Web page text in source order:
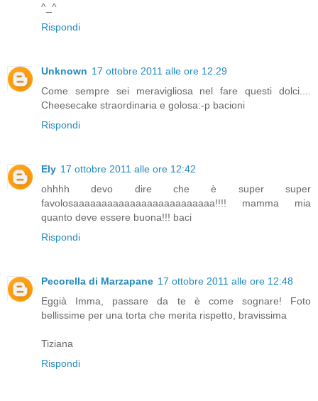
^_^
Rispondi
Unknown 17 ottobre 2011 alle ore 12:29
Come sempre sei meravigliosa nel fare questi dolci....
Cheesecake straordinaria e golosa:-p bacioni
Rispondi
Ely 17 ottobre 2011 alle ore 12:42
ohhhh devo dire che è super super
favolosaaaaaaaaaaaaaaaaaaaaaaaaa!!!! mamma mia
quanto deve essere buona!!! baci
Rispondi
Pecorella di Marzapane 17 ottobre 2011 alle ore 12:48
Eggià Imma, passare da te è come sognare! Foto
bellissime per una torta che merita rispetto, bravissima
Tiziana
Rispondi